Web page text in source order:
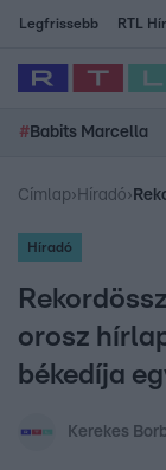
Legfrissebb RTL
# Babits Marcella
Címlap› Híradó›
Híradó
orosz
békedíja
Kerekes